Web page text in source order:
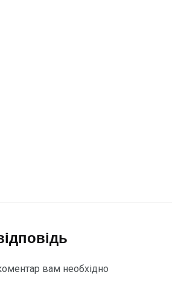
вам необхідно